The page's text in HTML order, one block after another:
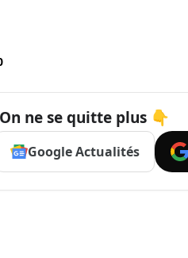
On ne se quitte plus 👇
Google Actualités